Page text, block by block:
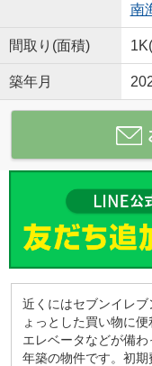
南
間取り(面積)
築年月
近くにはセブンイレ
ょっとした買い物に
エレベータなどが備
年築の物件です。初